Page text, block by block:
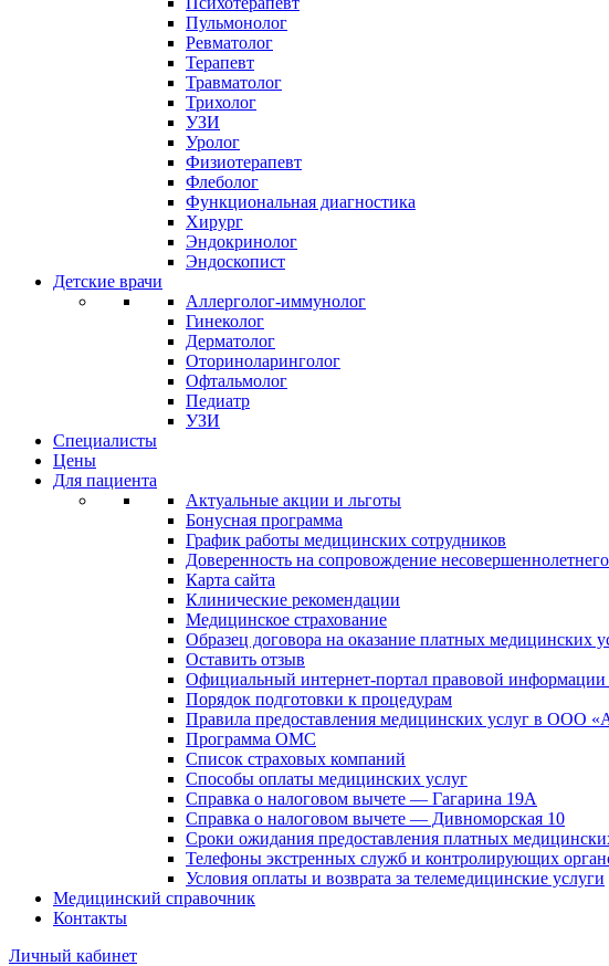
Пульмонолог
Ревматолог
Терапевт
Травматолог
Трихолог
УЗИ
Уролог
Физиотерапевт
Флеболог
Функциональная диагностика
Хирург
Эндокринолог
Эндоскопист
Детские врачи
Аллерголог-иммунолог
Гинеколог
Дерматолог
Оториноларинголог
Офтальмолог
Педиатр
УЗИ
Специалисты
Цены
Для пациента
Актуальные акции и льготы
Бонусная программа
График работы медицинских сотрудников
Доверенность на сопровождение несовершеннолетнего
Карта сайта
Клинические рекомендации
Медицинское страхование
Образец договора на оказание платных медицинских
Оставить отзыв
Официальный интернет-портал правовой
Порядок подготовки к процедурам
Правила предоставления медицинских услуг в ООО
Программа ОМС
Список страховых компаний
Способы оплаты медицинских услуг
Справка о налоговом вычете — Гагарина 19А
Справка о налоговом вычете — Дивноморская 10
Сроки ожидания предоставления платных
Телефоны экстренных служб и контролирующих
Условия оплаты и возврата за телемедицинские услуги
Медицинский справочник
Контакты
Личный кабинет